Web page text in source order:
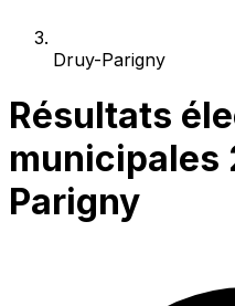
Druy-Parigny
Résultats
municipales
Parigny